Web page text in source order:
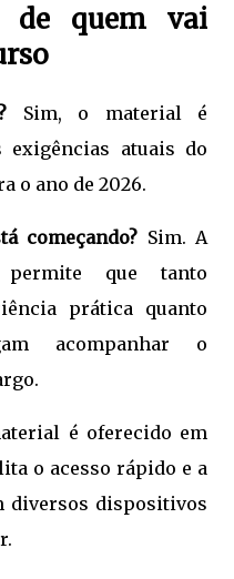
de quem vai
Sim, o material é
atuais do
o ano de 2026.
começando? Sim. A
que tanto
prática quanto
acompanhar o
é oferecido em
o acesso rápido e a
diversos dispositivos